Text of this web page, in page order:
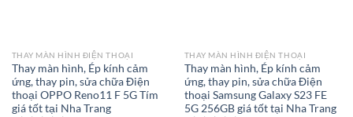
THAY MÀN HÌNH ĐIỆN THOẠI
Thay màn hình, Ép kính cảm
ứng, thay pin, sửa chữa Điện
thoại OPPO Reno11 F 5G Tím
giá tốt tại Nha Trang
THAY MÀN HÌNH ĐIỆN THOẠI
Thay màn hình, Ép kính cảm
ứng, thay pin, sửa chữa Điện
thoại Samsung Galaxy S23 FE
5G 256GB giá tốt tại Nha Trang